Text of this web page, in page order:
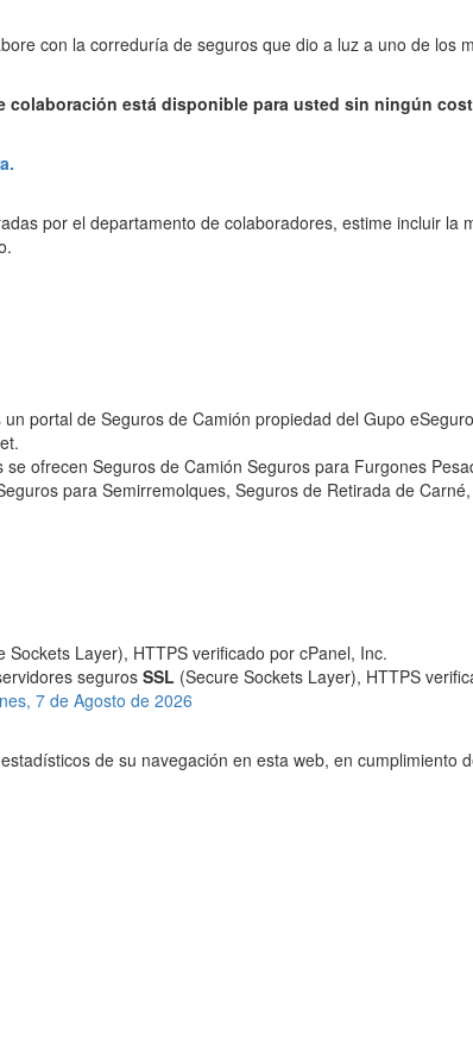
con la correduría de seguros que dio a luz a uno de los
colaboración está disponible para usted sin ningún
por el departamento de colaboradores, estime incluir la
portal de Seguros de Camión propiedad del Gupo
se ofrecen Seguros de Camión Seguros para Furgones
para Semirremolques, Seguros de Retirada de
segurosSSL (Secure Sockets Layer), HTTPS
7 de Agosto de 2026
de su navegación en esta web, en